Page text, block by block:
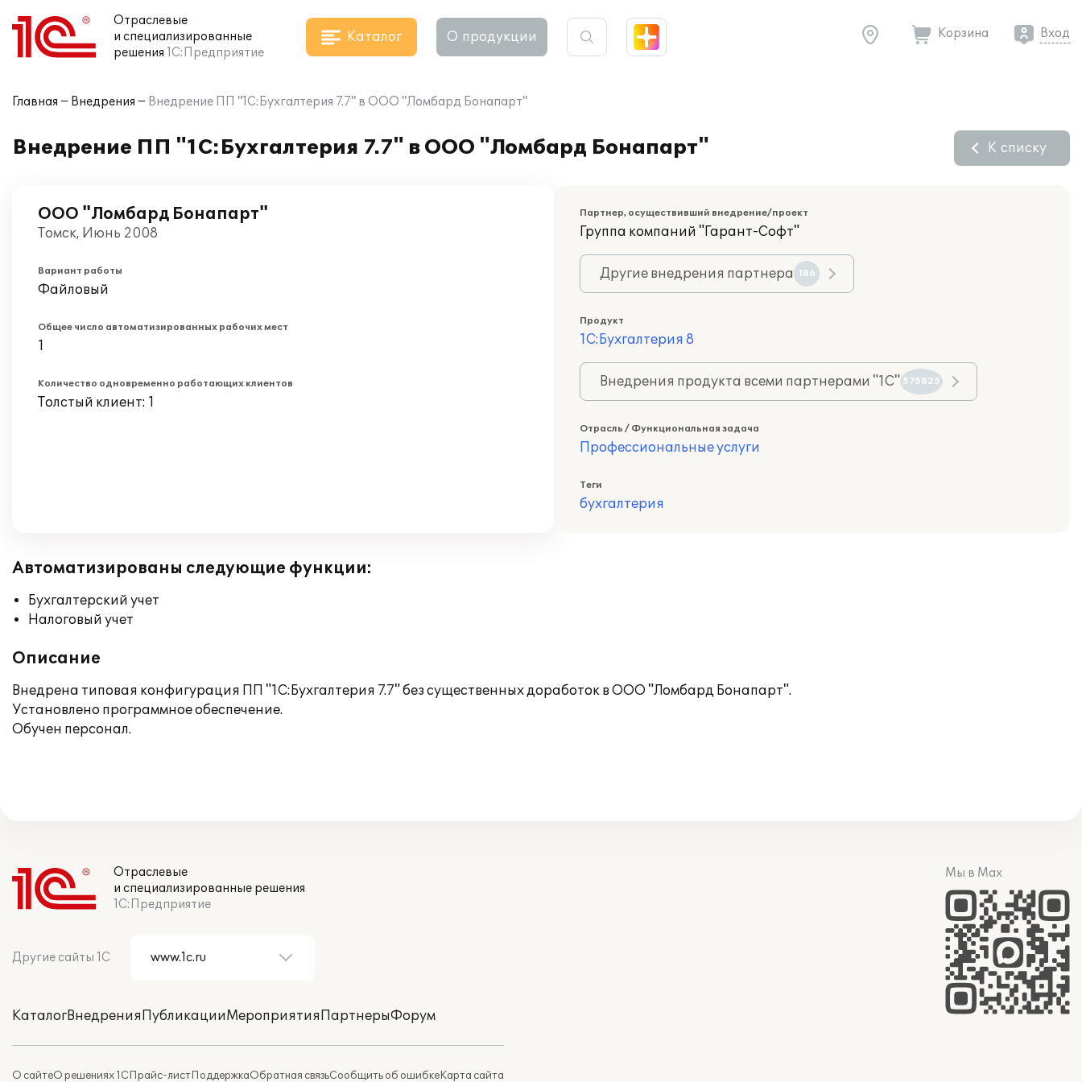
Отраслевые
и специализированные
решения 1С:Предприятие
Каталог О продукции Корзина Вход
Главная Внедрения Внедрение ПП "1С:Бухгалтерия 7.7" в ООО "Ломбард Бонапарт"
Внедрение ПП "1С:Бухгалтерия 7.7" в ООО "Ломбард Бонапарт" К списку
ООО "Ломбард Бонапарт"
Томск, Июнь 2008
Вариант работы
Файловый
Общее число автоматизированных рабочих мест
1
Количество одновременно работающих клиентов
Толстый клиент: 1
Партнер, осуществивший внедрение/проект
Группа компаний "Гарант-Софт"
Другие внедрения партнера 186
Продукт
1С:Бухгалтерия 8
Внедрения продукта всеми партнерами "1С" 575825
Отрасль / Функциональная задача
Профессиональные услуги
Теги
бухгалтерия
Автоматизированы следующие функции:
Бухгалтерский учет
Налоговый учет
Описание
Внедрена типовая конфигурация ПП "1С:Бухгалтерия 7.7" без существенных доработок в ООО "Ломбард Бонапарт".
Установлено программное обеспечение.
Обучен персонал.
Отраслевые
и специализированные решения
1С:Предприятие
Другие сайты 1С
КаталогВнедренияПубликацииМероприятияПартнерыФорум
О сайтеО решениях 1СПрайс-листПоддержкаОбратная связьСообщить об ошибкеКарта сайта
Мы в Max